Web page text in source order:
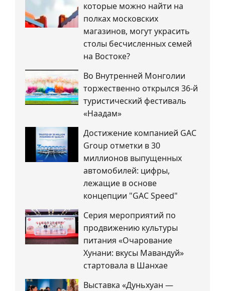
которые можно найти на
полках московских
магазинов, могут украсить
столы бесчисленных семей
на Востоке?
Во Внутренней Монголии
торжественно открылся 36-й
туристический фестиваль
«Наадам»
Достижение компанией GAC
Group отметки в 30
миллионов выпущенных
автомобилей: цифры,
лежащие в основе
концепции "GAC Speed"
Серия мероприятий по
продвижению культуры
питания «Очарование
Хунани: вкусы Мавандуй»
стартовала в Шанхае
Выставка «Дуньхуан —